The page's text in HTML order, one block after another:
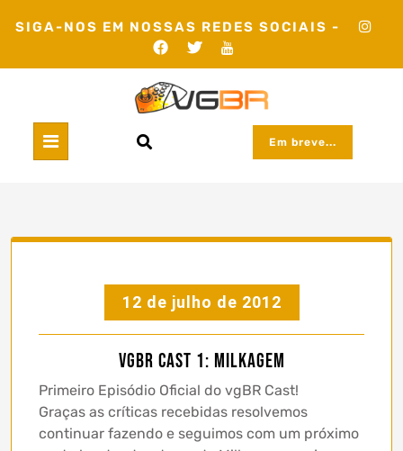
SIGA-NOS EM NOSSAS REDES SOCIAIS -
Em breve...
12 de julho de 2012
vgBR Cast 1: Milkagem
Primeiro Episódio Oficial do vgBR Cast!
Graças as críticas recebidas resolvemos
continuar fazendo e seguimos com um próximo